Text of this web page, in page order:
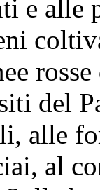
e
del
alle
al